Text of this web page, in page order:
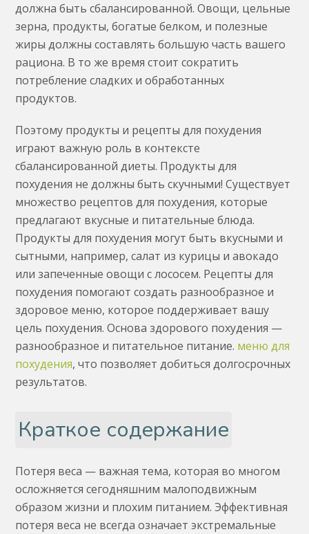
должна быть сбалансированной. Овощи, цельные
зерна, продукты, богатые белком, и полезные
жиры должны составлять большую часть вашего
рациона. В то же время стоит сократить
потребление сладких и обработанных
продуктов.
Поэтому продукты и рецепты для похудения
играют важную роль в контексте
сбалансированной диеты. Продукты для
похудения не должны быть скучными! Существует
множество рецептов для похудения, которые
предлагают вкусные и питательные блюда.
Продукты для похудения могут быть вкусными и
сытными, например, салат из курицы и авокадо
или запеченные овощи с лососем. Рецепты для
похудения помогают создать разнообразное и
здоровое меню, которое поддерживает вашу
цель похудения. Основа здорового похудения —
разнообразное и питательное питание. меню для
похудения, что позволяет добиться долгосрочных
результатов.
Краткое содержание
Потеря веса — важная тема, которая во многом
осложняется сегодняшним малоподвижным
образом жизни и плохим питанием. Эффективная
потеря веса не всегда означает экстремальные